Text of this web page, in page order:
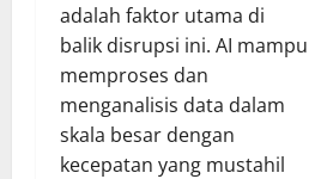
adalah faktor utama di
balik disrupsi ini. AI mampu
memproses dan
menganalisis data dalam
skala besar dengan
kecepatan yang mustahil